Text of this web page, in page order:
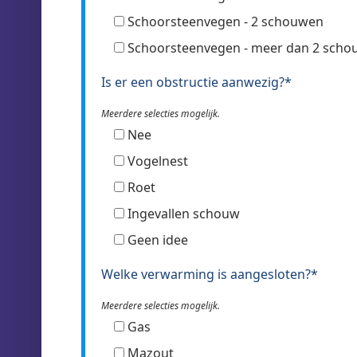
Schoorsteenvegen - 2 schouwen
Schoorsteenvegen - meer dan 2
Is er een obstructie aanwezig?*
Meerdere selecties mogelijk.
Nee
Vogelnest
Roet
Ingevallen schouw
Geen idee
Welke verwarming is aangesloten?*
Meerdere selecties mogelijk.
Gas
Mazout